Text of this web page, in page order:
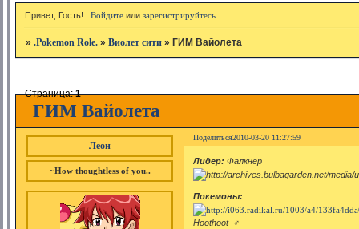
Привет, Гость! Войдитеили зарегистрируйтесь.
».Pokemon Role. »Виолет сити » ГИМ Вайолета
ГИМ Вайолета
Страница:1
Поделиться2010-03-20 11:27:59
Леон
~How thoughtless of you..
Лидер:Фалкнер
Покемоны:
Hoothoot ♂